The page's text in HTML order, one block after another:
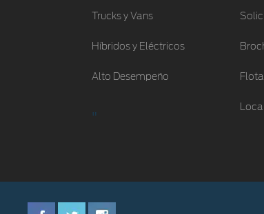
Trucks y Vans
Híbridos y Eléctricos
Alto Desempeño
"
Flota